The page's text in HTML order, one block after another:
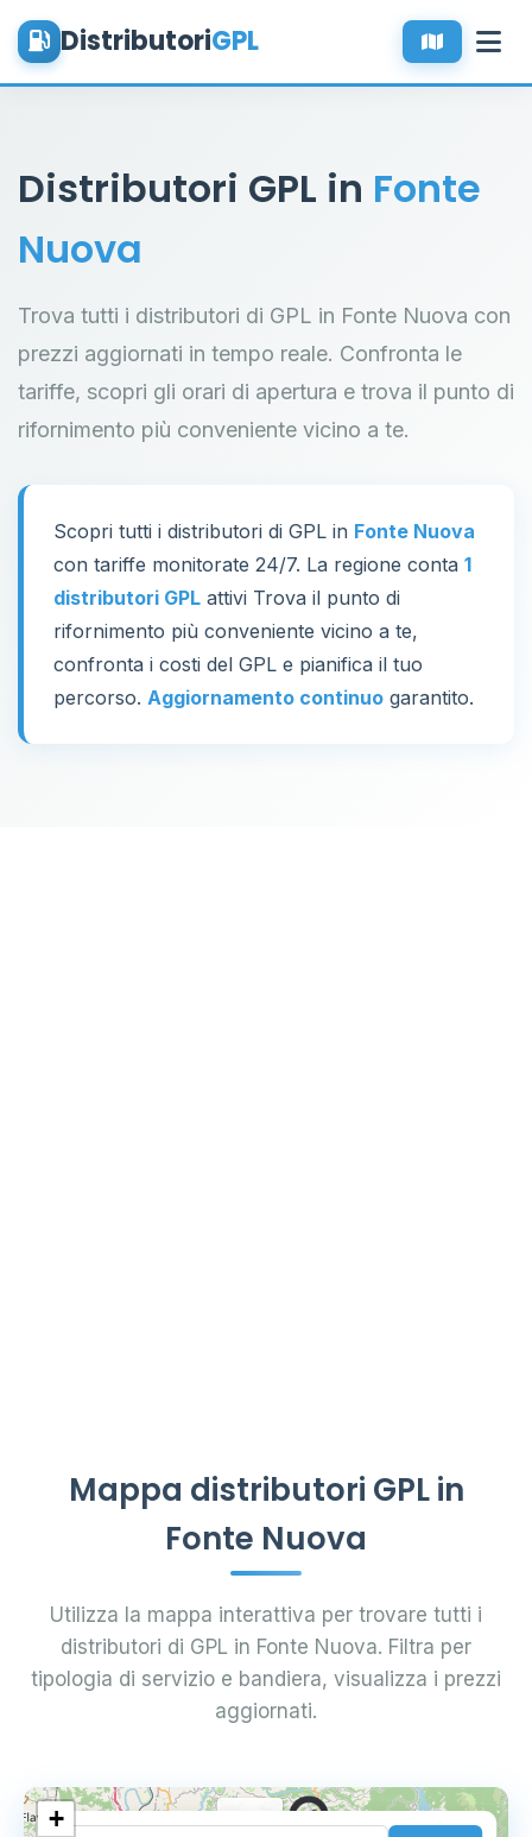
DistributoriGPL
Distributori GPL in Fonte
Nuova
Trova tutti i distributori di GPL in Fonte Nuova con
prezzi aggiornati in tempo reale. Confronta le
tariffe, scopri gli orari di apertura e trova il punto di
rifornimento più conveniente vicino a te.
Scopri tutti i distributori di GPL in Fonte Nuova
con tariffe monitorate 24/7. La regione conta 1
distributori GPL attivi Trova il punto di
rifornimento più conveniente vicino a te,
confronta i costi del GPL e pianifica il tuo
percorso. Aggiornamento continuo garantito.
Mappa distributori GPL in
Fonte Nuova
Utilizza la mappa interattiva per trovare tutti i
distributori di GPL in Fonte Nuova. Filtra per
tipologia di servizio e bandiera, visualizza i prezzi
aggiornati.
+